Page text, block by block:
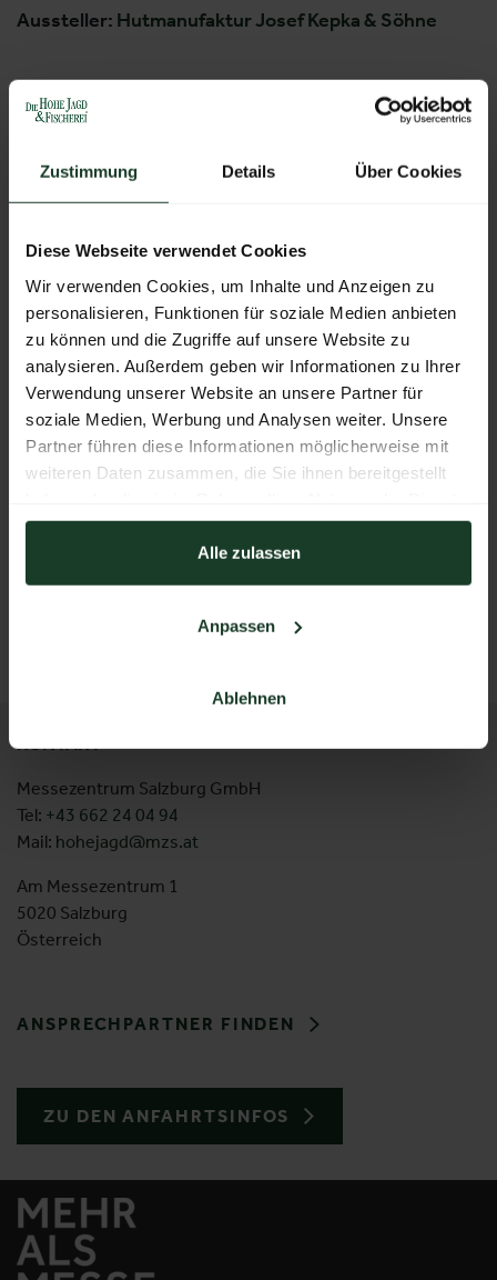
Zustimmung Details Über Cookies
Diese Webseite verwendet Cookies
Wir verwenden Cookies, um Inhalte und Anzeigen zu
personalisieren, Funktionen für soziale Medien anbieten
zu können und die Zugriffe auf unsere Website zu
analysieren. Außerdem geben wir Informationen zu Ihrer
Verwendung unserer Website an unsere Partner für
soziale Medien, Werbung und Analysen weiter. Unsere
Partner führen diese Informationen möglicherweise mit
weiteren Daten zusammen, die Sie ihnen bereitgestellt
gesammelt haben.
Alle zulassen
Anpassen
Ablehnen
Aussteller: Hutmanufaktur Josef Kepka & Söhne
Weitere Produkte von diesem Aussteller
Erzherzog Johann Jagdhut
Coffee&Sunshine Kollektion
ZURÜCK ZUM AUSSTELLER
KONTAKT
Messezentrum Salzburg GmbH
Tel: +43 662 24 04 94
Mail: hohejagd@mzs.at
Am Messezentrum 1
5020 Salzburg
Österreich
ANSPRECHPARTNER FINDEN
ZU DEN ANFAHRTSINFOS